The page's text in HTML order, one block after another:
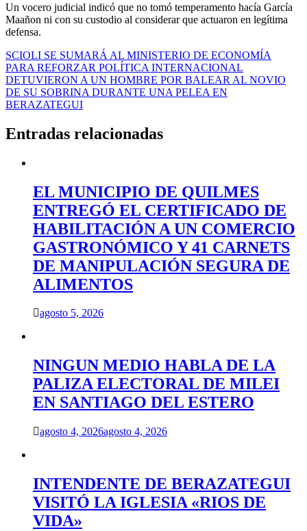
Un vocero judicial indicó que no tomó temperamento hacía García
Maañon ni con su custodio al considerar que actuaron en legítima
defensa.
Navegación
de
entradas
SCIOLI SE SUMARÁ AL MINISTERIO DE ECONOMÍA
PARA REFORZAR POLÍTICA INTERNACIONAL
DETUVIERON A UN HOMBRE POR BALEAR AL NOVIO
DE SU SOBRINA DURANTE UNA PELEA EN
BERAZATEGUI
Entradas relacionadas
EL MUNICIPIO DE QUILMES
ENTREGÓ EL CERTIFICADO DE
HABILITACIÓN A UN COMERCIO
GASTRONÓMICO Y 41 CARNETS
DE MANIPULACIÓN SEGURA DE
ALIMENTOS
agosto 5, 2026
NINGUN MEDIO HABLA DE LA
PALIZA ELECTORAL DE MILEI
EN SANTIAGO DEL ESTERO
agosto 4, 2026agosto 4, 2026
INTENDENTE DE BERAZATEGUI
VISITÓ LA IGLESIA «RIOS DE
VIDA»